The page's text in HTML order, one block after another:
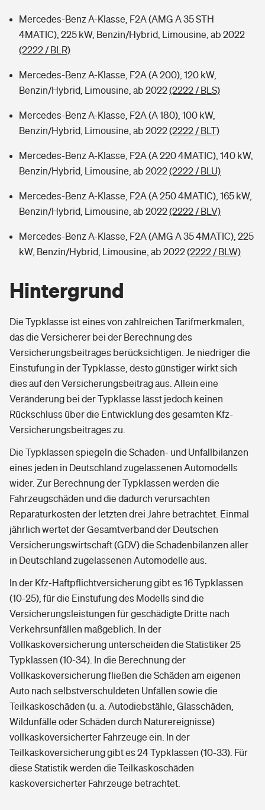
Mercedes-Benz A-Klasse, F2A (AMG A 35 STH
4MATIC), 225 kW, Benzin/Hybrid, Limousine, ab 2022
(2222 / BLR)
Mercedes-Benz A-Klasse, F2A (A 200), 120 kW,
Benzin/Hybrid, Limousine, ab 2022(2222 / BLS)
Mercedes-Benz A-Klasse, F2A (A 180), 100 kW,
Benzin/Hybrid, Limousine, ab 2022(2222 / BLT)
Mercedes-Benz A-Klasse, F2A (A 220 4MATIC), 140 kW,
Benzin/Hybrid, Limousine, ab 2022(2222 / BLU)
Mercedes-Benz A-Klasse, F2A (A 250 4MATIC), 165 kW,
Benzin/Hybrid, Limousine, ab 2022(2222 / BLV)
Mercedes-Benz A-Klasse, F2A (AMG A 35 4MATIC), 225
kW, Benzin/Hybrid, Limousine, ab 2022(2222 / BLW)
Hintergrund
Die Typklasse ist eines von zahlreichen Tarifmerkmalen,
das die Versicherer bei der Berechnung des
Versicherungsbeitrages berücksichtigen. Je niedriger die
Einstufung in der Typklasse, desto günstiger wirkt sich
dies auf den Versicherungsbeitrag aus. Allein eine
Veränderung bei der Typklasse lässt jedoch keinen
Rückschluss über die Entwicklung des gesamten Kfz-
Versicherungsbeitrages zu.
Die Typklassen spiegeln die Schaden- und Unfallbilanzen
eines jeden in Deutschland zugelassenen Automodells
wider. Zur Berechnung der Typklassen werden die
Fahrzeugschäden und die dadurch verursachten
Reparaturkosten der letzten drei Jahre betrachtet. Einmal
jährlich wertet der Gesamtverband der Deutschen
Versicherungswirtschaft (GDV) die Schadenbilanzen aller
in Deutschland zugelassenen Automodelle aus.
In der Kfz-Haftpflichtversicherung gibt es 16 Typklassen
(10-25), für die Einstufung des Modells sind die
Versicherungsleistungen für geschädigte Dritte nach
Verkehrsunfällen maßgeblich. In der
Vollkaskoversicherung unterscheiden die Statistiker 25
Typklassen (10-34). In die Berechnung der
Vollkaskoversicherung fließen die Schäden am eigenen
Auto nach selbstverschuldeten Unfällen sowie die
Teilkaskoschäden (u. a. Autodiebstähle, Glasschäden,
Wildunfälle oder Schäden durch Naturereignisse)
vollkaskoversicherter Fahrzeuge ein. In der
Teilkaskoversicherung gibt es 24 Typklassen (10-33). Für
diese Statistik werden die Teilkaskoschäden
kaskoversicherter Fahrzeuge betrachtet.